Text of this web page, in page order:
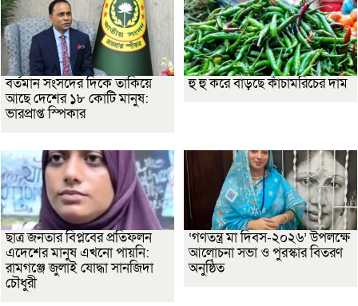
বর্তমান সংসদের দিকে তাকিয়ে
আছে দেশের ১৮ কোটি মানুষ:
ভারপ্রাপ্ত স্পিকার
হু হু করে বাড়ছে কাঁচামরিচের দাম
ছাত্র জনতার বিপ্লবের প্রতিফলন
এদেশের মানুষ এখনো পায়নি:
রামগঞ্জে জুলাই যোদ্ধা সানজিদা
চৌধুরী
‘গণতন্ত্র মা দিবস-২০২৬’ উপলক্ষে
আলোচনা সভা ও পুরস্কার বিতরণ
অনুষ্ঠিত